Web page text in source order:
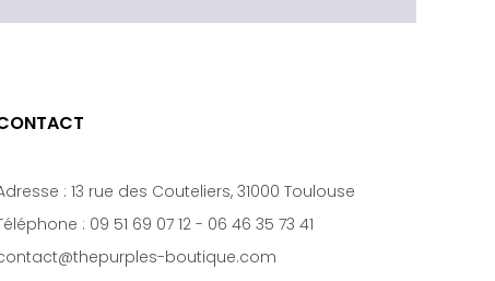
: 13 rue des Couteliers, 31000 Toulouse
: 09 51 69 07 12- 06 46 35 73 41
boutique.com